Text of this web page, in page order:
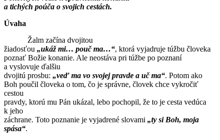
a tichých poúča o svojich cestách.
Úvaha
Žalm začína dvojitou
žiadosťou „ukáž mi… pouč ma…“, ktorá vyjadruje túžbu človeka
poznať Božie konanie. Ale neostáva pri túžbe po poznaní
a vyslovuje ďalšiu
dvojitú prosbu: „veď ma vo svojej pravde a uč ma“. Potom ako
Boh poučil človeka o tom, čo je správne, človek chce vykročiť
cestou
pravdy, ktorú mu Pán ukázal, lebo pochopil, že to je cesta vedúca
k jeho
záchrane. Toto poznanie je vyjadrené slovami „ty si Boh, moja
spása“.